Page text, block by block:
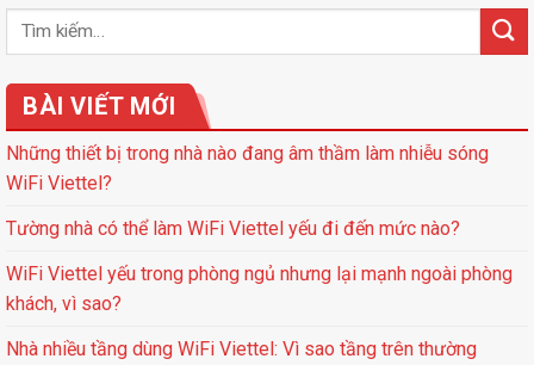
BÀI VIẾT MỚI
Những thiết bị trong nhà nào đang âm thầm làm nhiễu sóng
WiFi Viettel?
Tường nhà có thể làm WiFi Viettel yếu đi đến mức nào?
WiFi Viettel yếu trong phòng ngủ nhưng lại mạnh ngoài phòng
khách, vì sao?
Nhà nhiều tầng dùng WiFi Viettel: Vì sao tầng trên thường